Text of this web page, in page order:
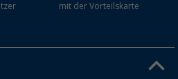
mit der Vorteilskarte